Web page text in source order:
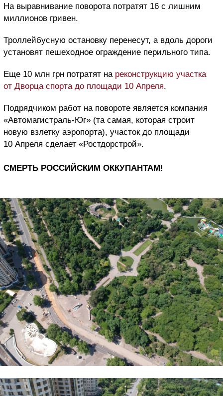
На выравнивание поворота потратят 16 с лишним
миллионов гривен.
Троллейбусную остановку перенесут, а вдоль дороги
установят пешеходное ограждение перильного типа.
Еще 10 млн грн потратят на реконструкцию участка
от Дворца спорта до площади 10 Апреля.
Подрядчиком работ на повороте является компания
«Автомагистраль-Юг» (та самая, которая строит
новую взлетку аэропорта), участок до площади
10 Апреля сделает «Ростдорстрой».
СМЕРТЬ РОССИЙСКИМ ОККУПАНТАМ!